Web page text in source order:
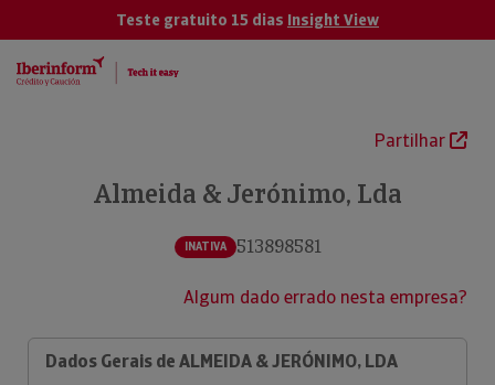
Teste gratuito 15 dias Insight View
Partilhar
Almeida & Jerónimo, Lda
INATIVA 513898581
Algum dado errado nesta empresa?
Dados Gerais de ALMEIDA & JERÓNIMO, LDA